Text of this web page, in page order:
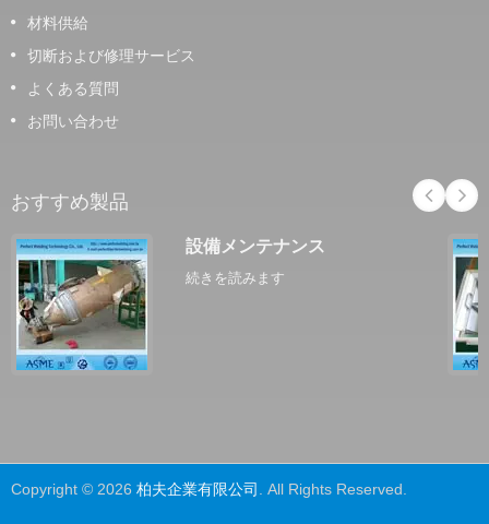
材料供給
切断および修理サービス
よくある質問
お問い合わせ
おすすめ製品
設備メンテナンス
続きを読みます
Copyright © 2026 柏夫企業有限公司 . All Rights Reserved.